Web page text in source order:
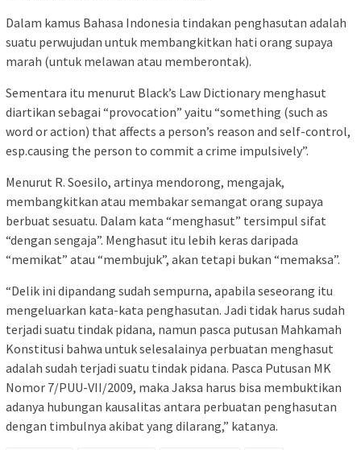
Dalam kamus Bahasa Indonesia tindakan penghasutan adalah
suatu perwujudan untuk membangkitkan hati orang supaya
marah (untuk melawan atau memberontak).
Sementara itu menurut Black’s Law Dictionary menghasut
diartikan sebagai “provocation” yaitu “something (such as
word or action) that affects a person’s reason and self-control,
esp.causing the person to commit a crime impulsively”.
Menurut R. Soesilo, artinya mendorong, mengajak,
membangkitkan atau membakar semangat orang supaya
berbuat sesuatu. Dalam kata “menghasut” tersimpul sifat
“dengan sengaja”. Menghasut itu lebih keras daripada
“memikat” atau “membujuk”, akan tetapi bukan “memaksa”.
“Delik ini dipandang sudah sempurna, apabila seseorang itu
mengeluarkan kata-kata penghasutan. Jadi tidak harus sudah
terjadi suatu tindak pidana, namun pasca putusan Mahkamah
Konstitusi bahwa untuk selesalainya perbuatan menghasut
adalah sudah terjadi suatu tindak pidana. Pasca Putusan MK
Nomor 7/PUU-VII/2009, maka Jaksa harus bisa membuktikan
adanya hubungan kausalitas antara perbuatan penghasutan
dengan timbulnya akibat yang dilarang,” katanya.